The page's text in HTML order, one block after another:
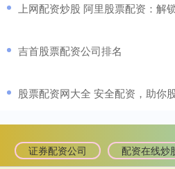
上网配资炒股 阿里股票配资：解
​吉首股票配资公司排名
股票配资网大全 安全配资，助你
证券配资公司 配资在线炒